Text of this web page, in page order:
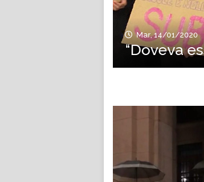
Mar, 14/01/2020
“Doveva